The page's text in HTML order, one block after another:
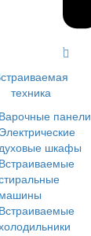
техника
Варочные панели
Электрические
духовые шкафы
Встраиваемые
машины
Встраиваемые